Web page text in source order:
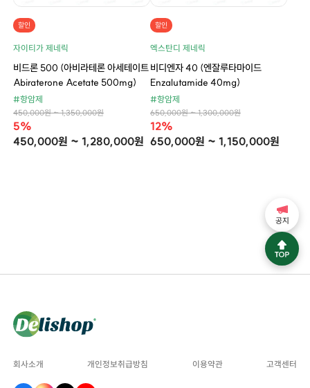
할인
자이티가 제네릭
비드론 500 (아비라테론 아세테이트
Abiraterone Acetate 500mg)
#항암제
450,000원 ~ 1,350,000원
5%
450,000원 ~ 1,280,000원
할인
엑스탄디 제네릭
비디엔자 40 (엔잘루타마이드
Enzalutamide 40mg)
#항암제
650,000원 ~ 1,300,000원
12%
650,000원 ~ 1,150,000원
회사소개 개인정보취급방침 이용약관 고객센터
공지